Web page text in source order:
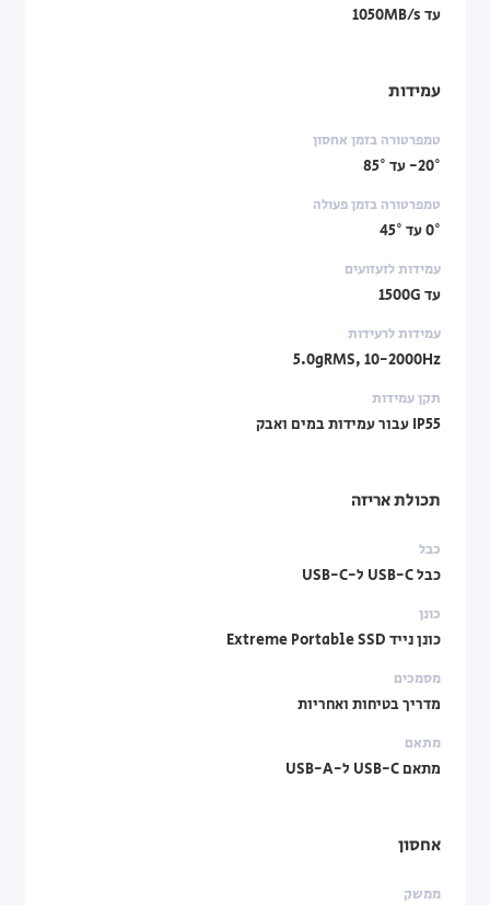
עד 1050MB/s
עמידות
טמפרטורה בזמן אחסון
20°- עד 85°
טמפרטורה בזמן פעולה
0° עד 45°
עמידות לזעזועים
עד 1500G
עמידות לרעידות
5.0gRMS, 10-2000Hz
תקן עמידות
IP55 עבור עמידות במים ואבק
תכולת אריזה
כבל
כבל USB-C ל-USB-C
כונן
כונן נייד Extreme Portable SSD
מסמכים
מדריך בטיחות ואחריות
מתאם
מתאם USB-C ל-USB-A
אחסון
ממשק